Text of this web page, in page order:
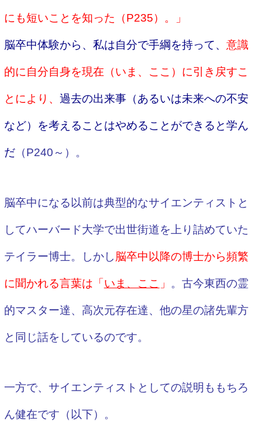
にも短いことを知った（P235）。」
脳卒中体験から、私は自分で手綱を持って、 意識
的に自分自身を現在（いま、ここ）に引き戻すこ
とにより、 過去の出来事（あるいは未来への不安
など）を考えることはやめることができると学ん
だ（P240～）。
脳卒中になる以前は典型的なサイエンティストと
してハーバード大学で出世街道を上り詰めていた
テイラー博士。しかし 脳卒中以降の博士から頻繁
に聞かれる言葉は「 いま、ここ 」 。古今東西の霊
的マスター達、高次元存在達、他の星の諸先輩方
と同じ話をしているのです。
一方で、サイエンティストとしての説明ももちろ
ん健在です（以下）。